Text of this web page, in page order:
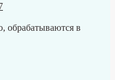
обрабатываются в